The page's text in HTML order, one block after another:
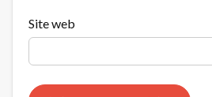
Site web